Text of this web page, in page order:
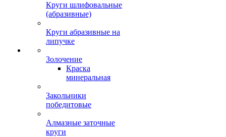
Круги шлифовальные
(абразивные)
Круги абразивные на
липучке
Золочение
Краска
минеральная
Закольники
победитовые
Алмазные заточные
круги